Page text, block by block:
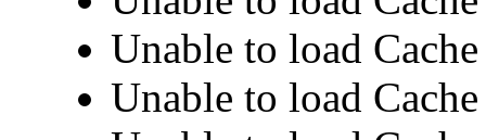
Unable to load
Unable to load